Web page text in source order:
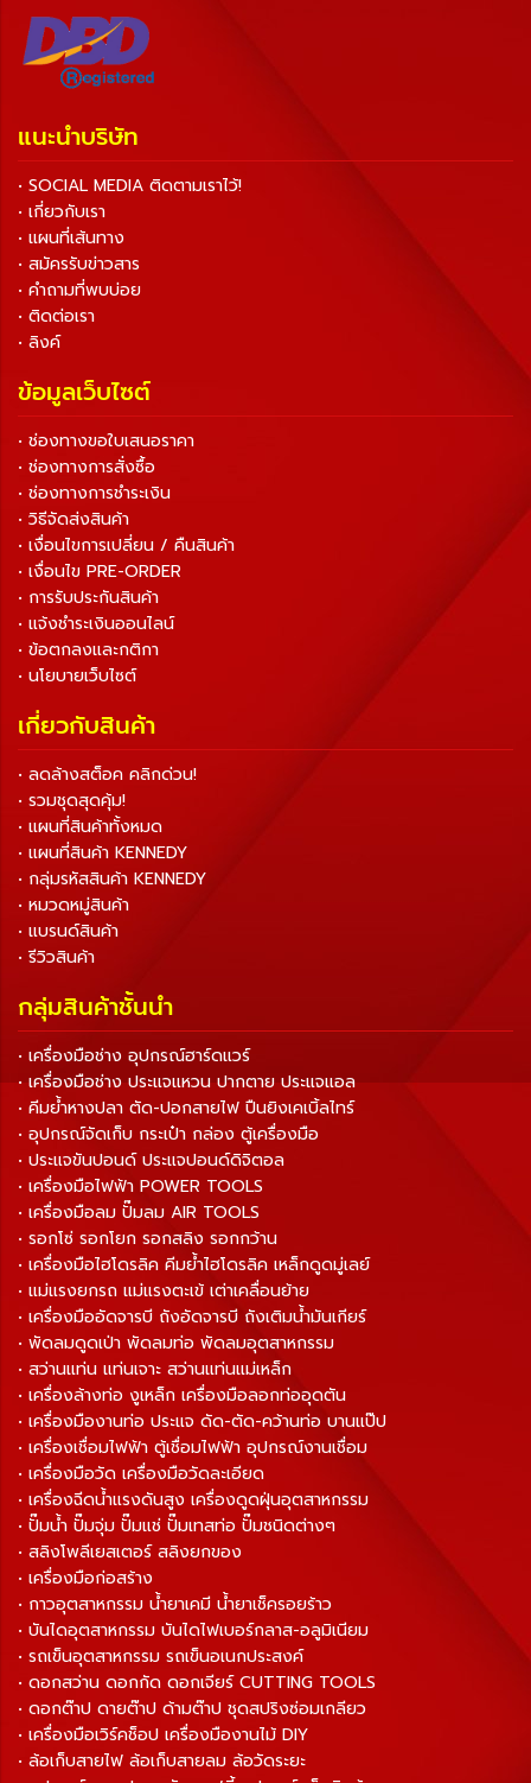
แนะนำบริษัท
• SOCIAL MEDIA ติดตามเราไว้!
• เกี่ยวกับเรา
• แผนที่เส้นทาง
• สมัครรับข่าวสาร
• คำถามที่พบบ่อย
• ติดต่อเรา
• ลิงค์
ข้อมูลเว็บไซต์
• ช่องทางขอใบเสนอราคา
• ช่องทางการสั่งซื้อ
• ช่องทางการชำระเงิน
• วิธีจัดส่งสินค้า
• เงื่อนไขการเปลี่ยน / คืนสินค้า
• เงื่อนไข PRE-ORDER
• การรับประกันสินค้า
• แจ้งชำระเงินออนไลน์
• ข้อตกลงและกติกา
• นโยบายเว็บไซต์
เกี่ยวกับสินค้า
• ลดล้างสต็อค คลิกด่วน!
• รวมชุดสุดคุ้ม!
• แผนที่สินค้าทั้งหมด
• แผนที่สินค้า KENNEDY
• กลุ่มรหัสสินค้า KENNEDY
• หมวดหมู่สินค้า
• แบรนด์สินค้า
• รีวิวสินค้า
กลุ่มสินค้าชั้นนำ
• เครื่องมือช่าง อุปกรณ์ฮาร์ดแวร์
• เครื่องมือช่าง ประแจแหวน ปากตาย ประแจแอล
• คีมย้ำหางปลา ตัด-ปอกสายไฟ ปืนยิงเคเบิ้ลไทร์
• อุปกรณ์จัดเก็บ กระเป๋า กล่อง ตู้เครื่องมือ
• ประแจขันปอนด์ ประแจปอนด์ดิจิตอล
• เครื่องมือไฟฟ้า POWER TOOLS
• เครื่องมือลม ปั๊มลม AIR TOOLS
• รอกโซ่ รอกโยก รอกสลิง รอกกว้าน
• เครื่องมือไฮโดรลิค คีมย้ำไฮโดรลิค เหล็กดูดมู่เลย์
• แม่แรงยกรถ แม่แรงตะเข้ เต่าเคลื่อนย้าย
• เครื่องมืออัดจารบี ถังอัดจารบี ถังเติมน้ำมันเกียร์
• พัดลมดูดเป่า พัดลมท่อ พัดลมอุตสาหกรรม
• สว่านแท่น แท่นเจาะ สว่านแท่นแม่เหล็ก
• เครื่องล้างท่อ งูเหล็ก เครื่องมือลอกท่ออุดตัน
• เครื่องมืองานท่อ ประแจ ดัด-ตัด-คว้านท่อ บานแป๊ป
• เครื่องเชื่อมไฟฟ้า ตู้เชื่อมไฟฟ้า อุปกรณ์งานเชื่อม
• เครื่องมือวัด เครื่องมือวัดละเอียด
• เครื่องฉีดน้ำแรงดันสูง เครื่องดูดฝุ่นอุตสาหกรรม
• ปั๊มน้ำ ปั๊มจุ่ม ปั๊มแช่ ปั๊มเทสท่อ ปั๊มชนิดต่างๆ
• สลิงโพลีเยสเตอร์ สลิงยกของ
• เครื่องมือก่อสร้าง
• กาวอุตสาหกรรม น้ำยาเคมี น้ำยาเช็ครอยร้าว
• บันไดอุตสาหกรรม บันไดไฟเบอร์กลาส-อลูมิเนียม
• รถเข็นอุตสาหกรรม รถเข็นอเนกประสงค์
• ดอกสว่าน ดอกกัด ดอกเจียร์ CUTTING TOOLS
• ดอกต๊าป ดายต๊าป ด้ามต๊าป ชุดสปริงซ่อมเกลียว
• เครื่องมือเวิร์คช็อป เครื่องมืองานไม้ DIY
• ล้อเก็บสายไฟ ล้อเก็บสายลม ล้อวัดระยะ